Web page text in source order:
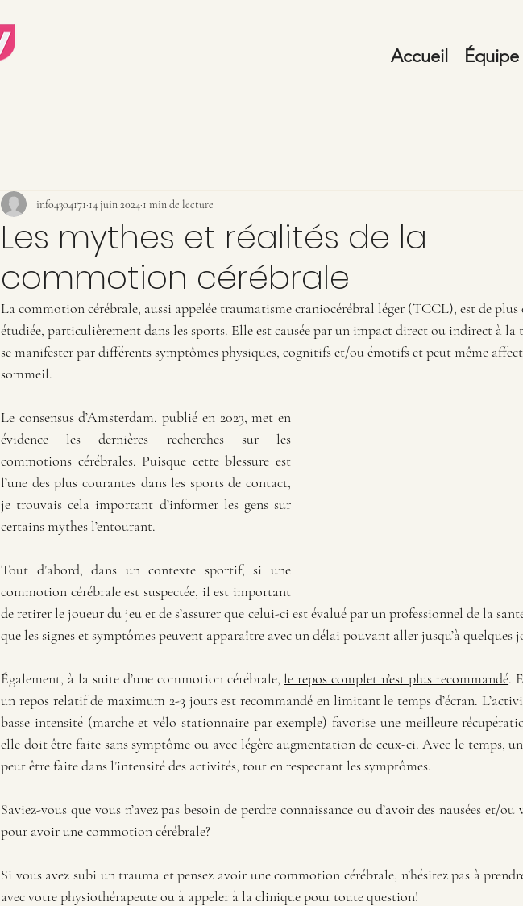
Accueil Équipe
Les mythes et réalités de la
commotion cérébrale
info4304171 14 juin 2024 1 min de lecture
La commotion cérébrale, aussi appelée traumatisme craniocérébral léger (TCCL), est de plus
étudiée, particulièrement dans les sports. Elle est causée par un impact direct ou indirect à la
se manifester par différents symptômes physiques, cognitifs et/ou émotifs et peut même
sommeil.
Le consensus d’Amsterdam, publié en 2023, met en
évidence les dernières recherches sur les
commotions cérébrales. Puisque cette blessure est
l’une des plus courantes dans les sports de contact,
je trouvais cela important d’informer les gens sur
certains mythes l’entourant.
Tout d’abord, dans un contexte sportif, si une
commotion cérébrale est suspectée, il est important
de retirer le joueur du jeu et de s’assurer que celui-ci est évalué par un professionnel de la
que les signes et symptômes peuvent apparaître avec un délai pouvant aller jusqu’à quelques
Également, à la suite d’une commotion cérébrale, le repos complet n’est plus recommandé.
un repos relatif de maximum 2-3 jours est recommandé en limitant le temps d’écran.
basse intensité (marche et vélo stationnaire par exemple) favorise une meilleure
elle doit être faite sans symptôme ou avec légère augmentation de ceux-ci. Avec le temps,
peut être faite dans l’intensité des activités, tout en respectant les symptômes.
Saviez-vous que vous n’avez pas besoin de perdre connaissance ou d’avoir des nausées et/ou
pour avoir une commotion cérébrale?
Si vous avez subi un trauma et pensez avoir une commotion cérébrale, n’hésitez pas à
avec votre physiothérapeute ou à appeler à la clinique pour toute question!